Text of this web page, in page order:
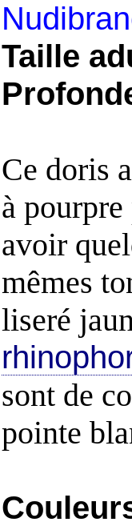
Taille
Ce doris
à
avoir
mêmes
liseré
sont de
pointe